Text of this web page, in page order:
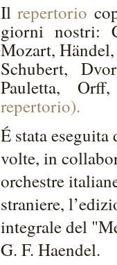
Ilrepertorio
giorni nostri:
Mozart, Hä
Schubert,
Pauletta,
repertorio).
É stataeseguita
volte, in
orchestre
straniere,
integrale del
G. F. Haendel.